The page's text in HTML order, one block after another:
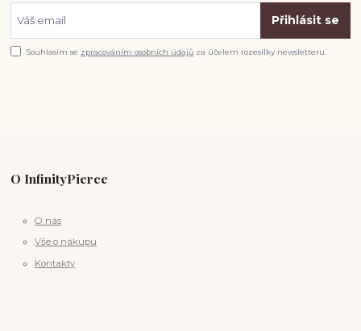
Přihlásit se
Souhlasím se zpracováním osobních údajů za účelem rozesílky newsletteru.
O InfinityPierce
O nás
Vše o nákupu
Kontakty